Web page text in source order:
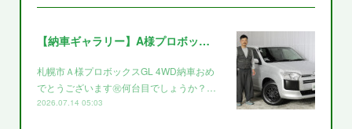
【納車ギャラリー】A様プロボックス～～
札幌市Ａ様プロボックスGL 4WD納車おめ
でとうございます㊗️何台目でしょうか？…
2026.07.14 05:03